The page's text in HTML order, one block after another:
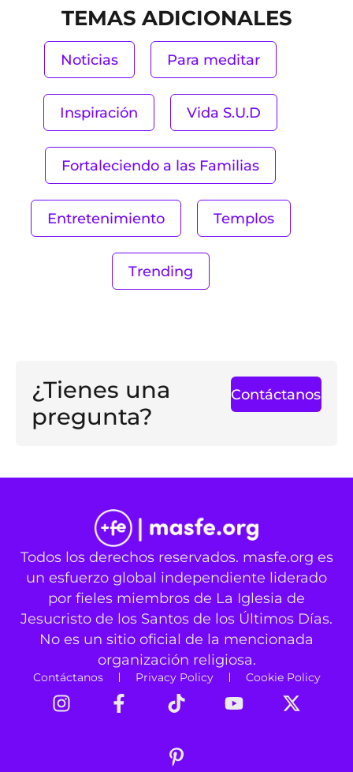
TEMAS ADICIONALES
Noticias Para meditar
Inspiración Vida S.U.D
Fortaleciendo a las Familias
Entretenimiento Templos
Trending
¿Tienes una
pregunta?
Contáctanos
Todos los derechos reservados. masfe.org es
un esfuerzo global independiente liderado
por fieles miembros de La Iglesia de
Jesucristo de los Santos de los Últimos Días.
No es un sitio oficial de la mencionada
organización religiosa.
Contáctanos Privacy Policy Cookie Policy